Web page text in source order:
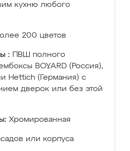
кухню любого
200 цветов
:
ПВШ полного
BOYARD (Россия),
Hettich (Германия) с
дверок или без этой
Хромированная
или корпуса